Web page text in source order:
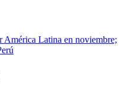
Latina en noviembre;